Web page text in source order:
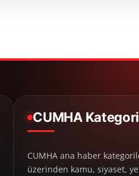
CUMHA
CUMHA ana haber
üzerinden kamu, siyaset,